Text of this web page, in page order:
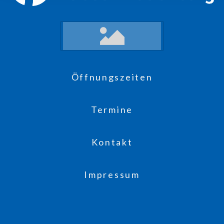
Öffnungszeiten
Termine
Kontakt
Impressum